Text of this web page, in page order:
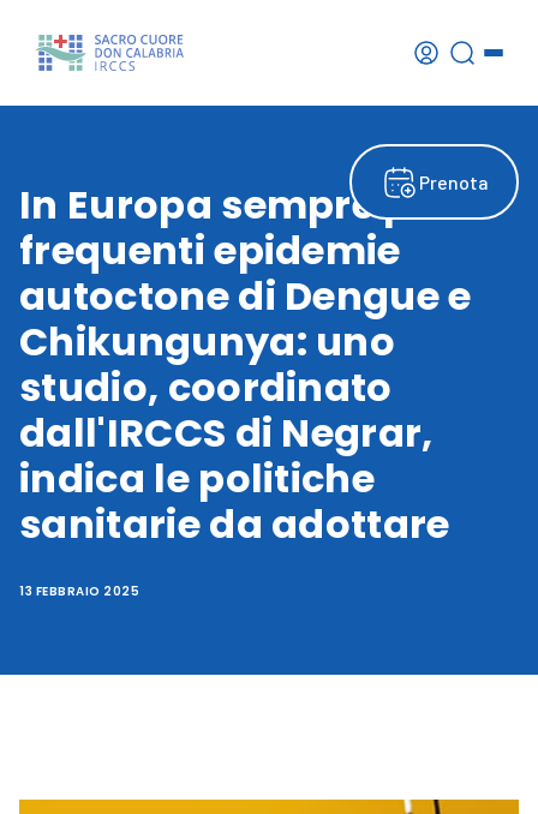
Prenota
In Europa sempre più
frequenti epidemie
autoctone di Dengue e
Chikungunya: uno
studio, coordinato
dall'IRCCS di Negrar,
indica le politiche
sanitarie da adottare
13 FEBBRAIO 2025